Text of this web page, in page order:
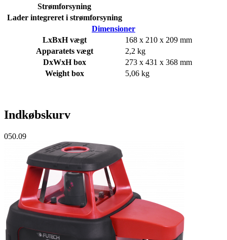
Strømforsyning
Lader integreret i strømforsyning
Dimensioner
LxBxH vægt
168 x 210 x 209 mm
Apparatets vægt
2,2 kg
DxWxH box
273 x 431 x 368 mm
Weight box
5,06 kg
Indkøbskurv
050.09